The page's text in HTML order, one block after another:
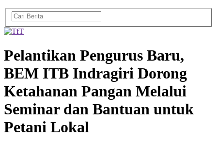
Pelantikan Pengurus Baru,
BEM ITB Indragiri Dorong
Ketahanan Pangan Melalui
Seminar dan Bantuan untuk
Petani Lokal